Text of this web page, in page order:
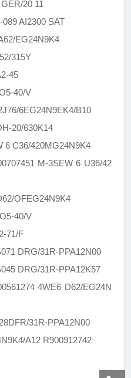
20 11
AI2300 SAT
EG24N9K4
315Y
45
40/V
6EG24N9EK4/B10
20/630K14
6 C36/420MG24N9K4
M-3SEW 6 U36/42
OFEG24N9K4
40/V
71/F
DRG/31R-PPA12N00
DRG/31R-PPA12K57
4WE6 D62/EG24N
31R-PPA12N00
A12 R900912742